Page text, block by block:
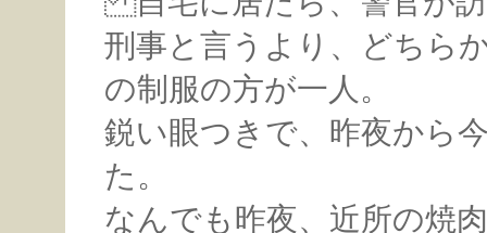
刑事と言うより、どちら
の制服の方が一人。
鋭い眼つきで、昨夜から
た。
なんでも昨夜、近所の焼